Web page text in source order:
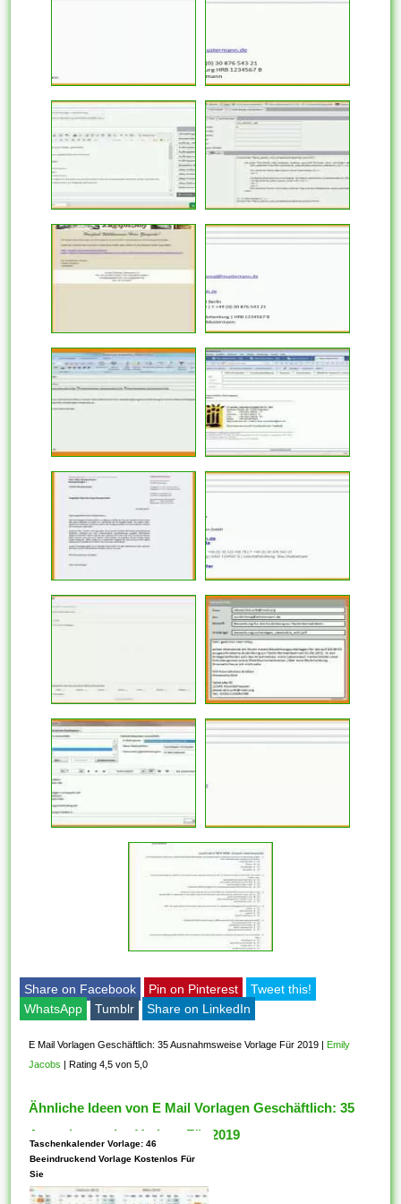
Share on Facebook Pin on Pinterest
Tweet this!
WhatsApp
Tumblr Share on LinkedIn
E Mail Vorlagen Geschäftlich: 35 Ausnahmsweise Vorlage Für 2019 | Emily
Jacobs |Rating 4,5 von 5,0
Ähnliche Ideen von E Mail Vorlagen Geschäftlich: 35
Ausnahmsweise Vorlage Für 2019
Taschenkalender Vorlage: 46
Beeindruckend Vorlage Kostenlos Für
Sie